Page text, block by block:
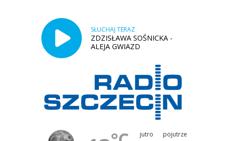
SŁUCHAJ TERAZ
ZDZISŁAWA SOŚNICKA -
ALEJA GWIAZD
jutro pojutrze